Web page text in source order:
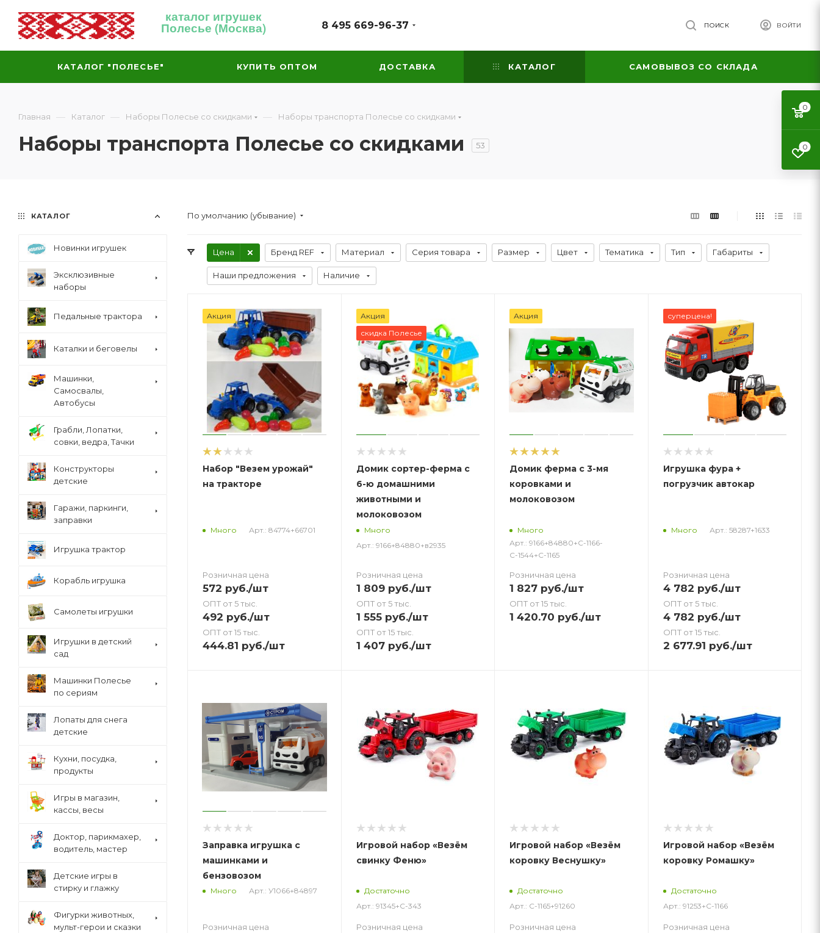
каталог игрушек
Полесье (Москва) 8 495 669-96-37 ВОЙТИ
ПОИСК
КАТАЛОГ "ПОЛЕСЬЕ" КУПИТЬ ОПТОМ ДОСТАВКА КАТАЛОГ САМОВЫВОЗ СО СКЛАДА
Главная — Каталог — Наборы Полесье со скидками — Наборы транспорта Полесье со скидками
Наборы транспорта Полесье со скидками 53
По умолчанию (убывание)
Цена Бренд REF Материал Серия товара Размер Цвет Тематика Тип Габариты
Наши предложения Наличие
Акция
Набор "Везем урожай"
на тракторе
Много Арт.: 84774+66701
Розничная цена
572 руб./шт
ОПТ от 5 тыс.
492 руб./шт
ОПТ от 15 тыс.
444.81 руб./шт
Акция
скидка Полесье
Домик сортер-ферма с
6-ю домашними
животными и
молоковозом
Много
Арт.: 9166+84880+в2935
Розничная цена
1 809руб./шт
ОПТ от 5 тыс.
1 555руб./шт
ОПТ от 15 тыс.
1 407руб./шт
Акция
Домик ферма с 3-мя
коровками и
молоковозом
Много
Арт.: 9166+84880+С-1166-
С-1544+С-1165
Розничная цена
1 827 руб./шт
ОПТ от 15 тыс.
1 420.70 руб./шт
суперцена!
Игрушка фура +
погрузчик автокар
Много Арт.: 58287+1633
Розничная цена
4 782 руб./шт
ОПТ от 5 тыс.
4 782 руб./шт
ОПТ от 15 тыс.
2 677.91 руб./шт
Заправка игрушка с
машинками и
бензовозом
Много Арт.: У1066+84897
Розничная цена
Игровой набор «Везём
свинку Феню»
Достаточно
Арт.: 91345+С-343
Розничная цена
Игровой набор «Везём
коровку Веснушку»
Достаточно
Арт.: С-1165+91260
Розничная цена
Игровой набор «Везём
коровку Ромашку»
Достаточно
Арт.: 91253+С-1166
Розничная цена
КАТАЛОГ
Новинки игрушек
Эксклюзивные
наборы
Педальные трактора
Каталки и беговелы
Машинки,
Самосвалы,
Автобусы
Грабли, Лопатки,
совки, ведра, Тачки
Конструкторы
детские
Гаражи, паркинги,
заправки
Игрушка трактор
Корабль игрушка
Самолеты игрушки
Игрушки в детский
сад
Машинки Полесье
по сериям
Лопаты для снега
детские
Кухни, посудка,
продукты
Игры в магазин,
кассы, весы
Доктор, парикмахер,
водитель, мастер
Детские игры в
стирку и глажку
Фигурки животных,
мульт-герои и сказки
0
0